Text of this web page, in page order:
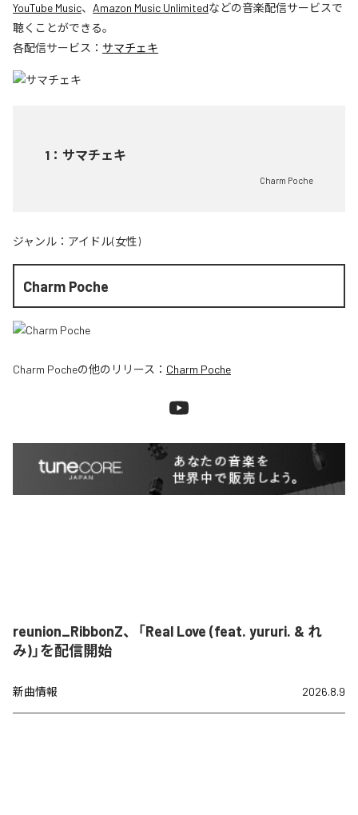
YouTube Music、 Amazon Music Unlimitedなどの音楽配信サービスで
聴くことができる。
各配信サービス： サマチェキ
1 ： サマチェキ
Charm Poche
ジャンル： アイドル(女性)
Charm Poche
Charm Pocheの他のリリース： Charm Poche
reunion_RibbonZ、「Real Love (feat. yururi. & れ
み)」を配信開始
新曲情報 2026.8.9